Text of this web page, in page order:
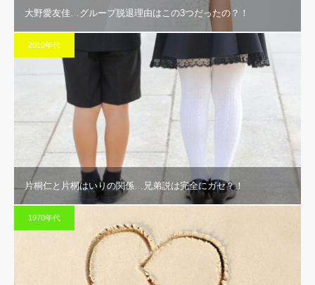
大野愛友佳…グループ脱退理由はこの3つだったの？！
2010年代
片桐仁と片桐はいりの関係…兄弟説は完全にガセ？！
1970年代